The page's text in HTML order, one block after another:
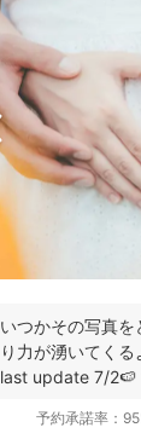
いつかその写真
り力が湧いてく
last update 7/2🍉
予約承諾率：